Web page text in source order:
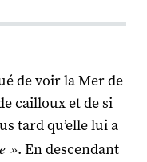
de voir la Mer de
cailloux et de si
tard qu’elle lui a
». En descendant